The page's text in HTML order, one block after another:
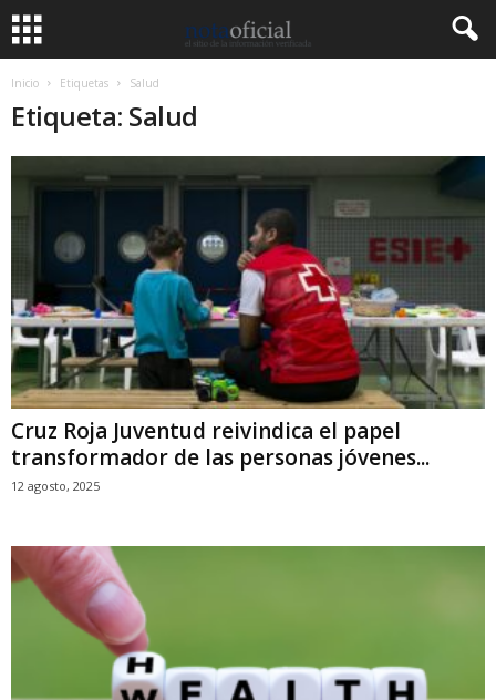
Inicio Etiquetas Salud
Etiqueta: Salud
Cruz Roja Juventud reivindica el papel
transformador de las personas jóvenes...
12 agosto, 2025